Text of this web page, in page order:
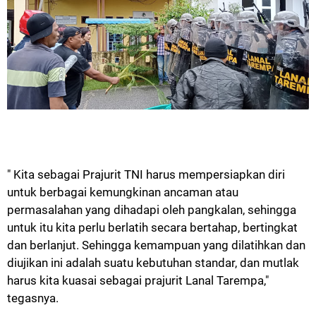
" Kita sebagai Prajurit TNI harus mempersiapkan diri
untuk berbagai kemungkinan ancaman atau
permasalahan yang dihadapi oleh pangkalan, sehingga
untuk itu kita perlu berlatih secara bertahap, bertingkat
dan berlanjut. Sehingga kemampuan yang dilatihkan dan
diujikan ini adalah suatu kebutuhan standar, dan mutlak
harus kita kuasai sebagai prajurit Lanal Tarempa,"
tegasnya.